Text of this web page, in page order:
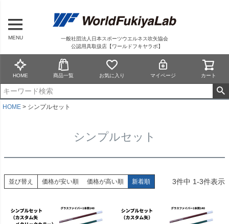
MENU
一般社団法人日本スポーツウエルネス吹矢協会
公認用具取扱店【ワールドフキヤラボ】
HOME 商品一覧 お気に入り マイページ カート
HOME シンプルセット
シンプルセット
並び替え 価格が安い順 価格が高い順 新着順 3件中 1-3件表示